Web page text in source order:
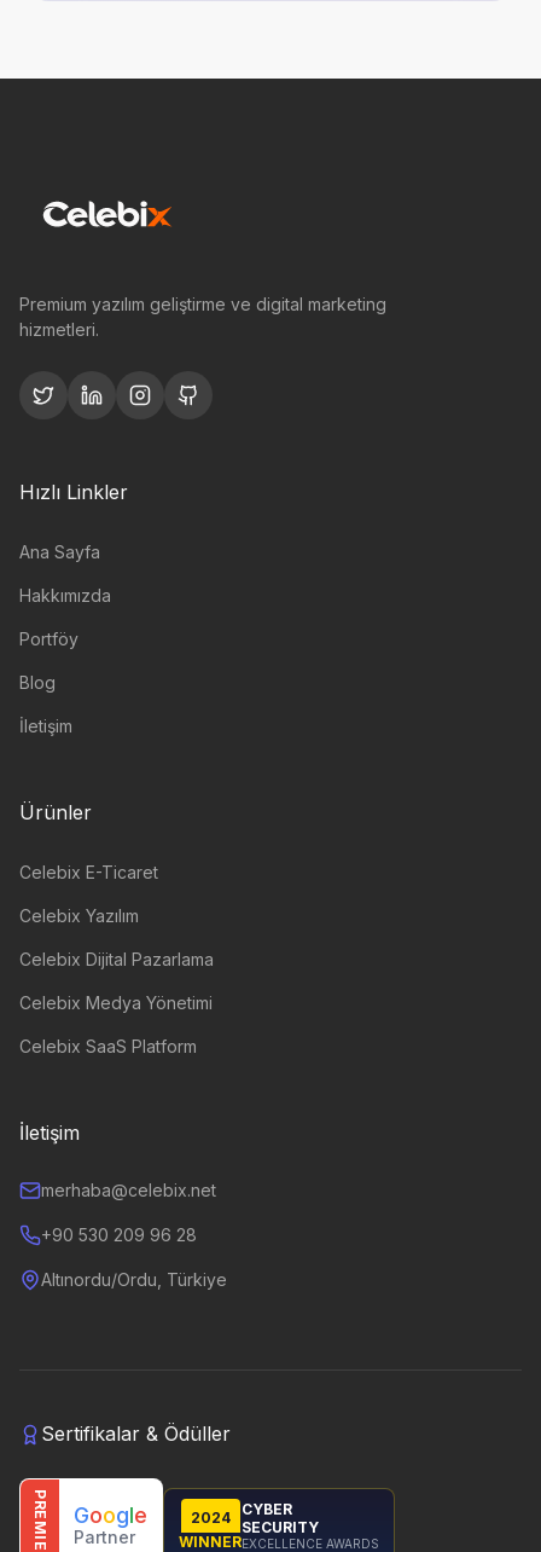
Premium yazılım geliştirme ve digital marketing
hizmetleri.
Hızlı Linkler
Ana Sayfa
Hakkımızda
Portföy
Blog
İletişim
Ürünler
Celebix E-Ticaret
Celebix Yazılım
Celebix Dijital Pazarlama
Celebix Medya Yönetimi
Celebix SaaS Platform
İletişim
merhaba@celebix.net
+90 530 209 96 28
Altınordu/Ordu, Türkiye
Sertifikalar & Ödüller
PREMIER Google
Partner
2024
WINNER
CYBER
SECURITY
EXCELLENCE AWARDS